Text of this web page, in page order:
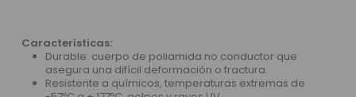
Características:
Durable: cuerpo de poliamida no conductor que
asegura una difícil deformación o fractura.
Resistente a químicos, temperaturas extremas de